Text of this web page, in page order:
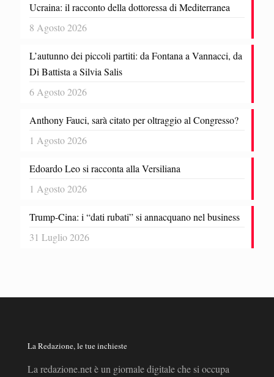
Ucraina: il racconto della dottoressa di Mediterranea
8 Agosto 2026
L’autunno dei piccoli partiti: da Fontana a Vannacci, da
Di Battista a Silvia Salis
6 Agosto 2026
Anthony Fauci, sarà citato per oltraggio al Congresso?
1 Agosto 2026
Edoardo Leo si racconta alla Versiliana
1 Agosto 2026
Trump-Cina: i “dati rubati” si annacquano nel business
31 Luglio 2026
La Redazione, le tue inchieste
La redazione.net è un giornale digitale che si occupa